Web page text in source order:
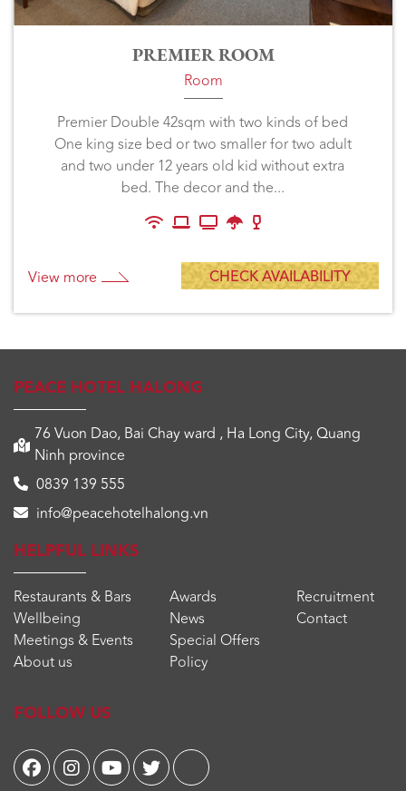
PREMIER ROOM
Room
Premier Double 42sqm with two kinds of bed
One king size bed or two smaller for two adult
and two under 12 years old kid without extra
bed. The decor and the...
View more CHECK AVAILABILITY
PEACE HOTEL HALONG
76 Vuon Dao, Bai Chay ward , Ha Long City, Quang
Ninh province
0839 139 555
info@peacehotelhalong.vn
HELPFUL LINKS
Restaurants & Bars
Wellbeing
Meetings & Events
About us
Awards
News
Special Offers
Policy
Recruitment
Contact
FOLLOW US